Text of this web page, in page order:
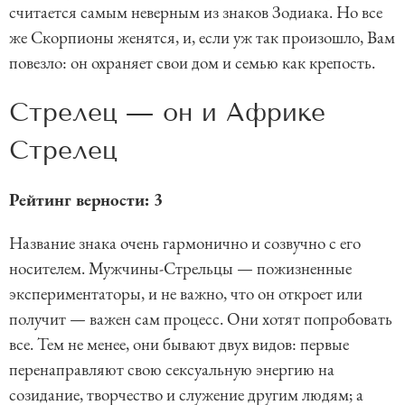
считается самым неверным из знаков Зодиака. Но все
же Скорпионы женятся, и, если уж так произошло, Вам
повезло: он охраняет свои дом и семью как крепость.
Стрелец — он и Африке
Стрелец
Рейтинг верности: 3
Название знака очень гармонично и созвучно с его
носителем. Мужчины-Стрельцы — пожизненные
экспериментаторы, и не важно, что он откроет или
получит — важен сам процесс. Они хотят попробовать
все. Тем не менее, они бывают двух видов: первые
перенаправляют свою сексуальную энергию на
созидание, творчество и служение другим людям; а